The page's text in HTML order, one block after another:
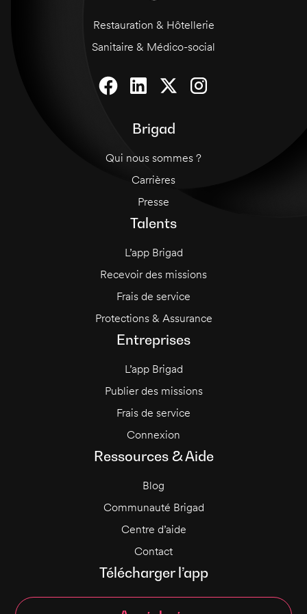
Restauration & Hôtellerie
Sanitaire & Médico-social
Brigad
Qui nous sommes ?
Carrières
Presse
Talents
L’app Brigad
Recevoir des missions
Frais de service
Protections & Assurance
Entreprises
L’app Brigad
Publier des missions
Frais de service
Connexion
Ressources & Aide
Blog
Communauté Brigad
Centre d’aide
Contact
Télécharger l’app